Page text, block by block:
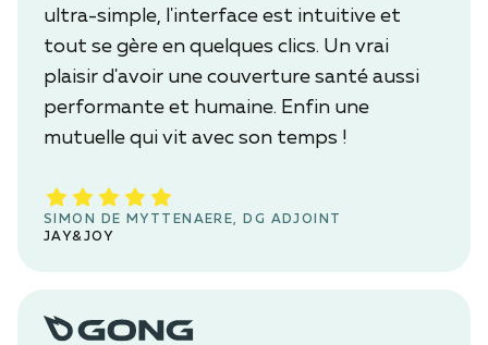
ultra-simple, l'interface est intuitive et
tout se gère en quelques clics. Un vrai
plaisir d'avoir une couverture santé aussi
performante et humaine. Enfin une
mutuelle qui vit avec son temps !
SIMON DE MYTTENAERE, DG ADJOINT
JAY&JOY